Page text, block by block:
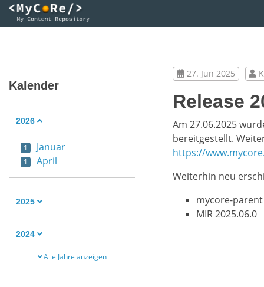
Kalender
2026
1 Januar
1 April
2025
2024
Alle Jahre anzeigen
27. Jun 2025
Release
Am 27.06.2025
bereitgestellt.
https://
Weiterhin neu
mycore-
MIR 2025.06.0